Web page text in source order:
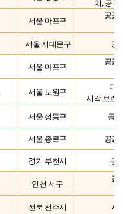
치, 공유
서울 마포구
공공
서울 서대문구 공
서울 마포구
공공
서울 노원구
디
시각 브랜
서울 성동구 공
서울 종로구 공공
경기 부천시 공
인천 서구
공
전북 전주시 시